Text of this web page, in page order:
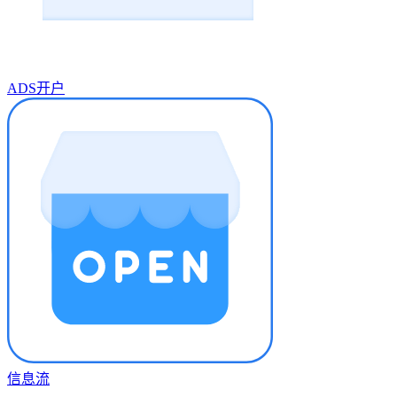
ADS开户
信息流